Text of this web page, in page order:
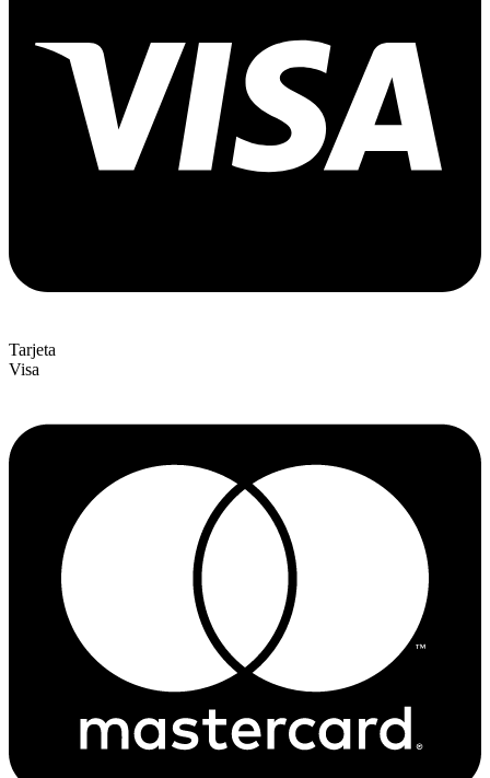
Tarjeta
Visa